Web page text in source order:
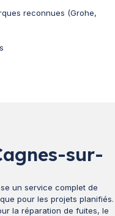
reconnues (Grohe,
sur-
un service complet de
pour les projets planifiés.
la réparation de fuites, le